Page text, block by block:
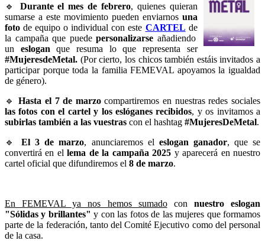
🔹 Durante el mes de febrero, quienes quieran
sumarse a este movimiento pueden enviarnos una
fotode equipo o individual con este CARTEL de
la campaña que puedepersonalizarseañadiendo
un eslogan que resuma lo que representa ser
#MujeresdeMetal. (Por cierto, los chicos también estáis invitados a
participar porque toda la familia FEMEVAL apoyamos la igualdad
de género).
🔹Hasta el 7 de marzocompartiremos en nuestras redes sociales
las fotos con el cartel y los eslóganes recibidos, y os invitamos a
subirlas también a las vuestras con el hashtag #MujeresDeMetal.
🔹El 3 de marzo, anunciaremos el eslogan ganador, que se
convertirá en ellema de la campaña 2025 y aparecerá en nuestro
cartel oficial que difundiremos el 8 de marzo.
En FEMEVAL ya nos hemos sumadocon nuestro eslogan
"Sólidas y brillantes"y con las fotos de las mujeres que formamos
parte de la federación, tanto del Comité Ejecutivo como del personal
de la casa.